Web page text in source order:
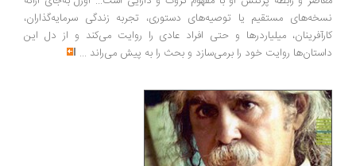
مستقیم یا توصیه‌های دستوری، تجربه زندگی سرمایه‌گذاران،
میلیاردرها و حتی افراد عادی را روایت می‌کند و از دل این
روایت خود را برمی‌سازد و بحث را به پیش می‌راند ...